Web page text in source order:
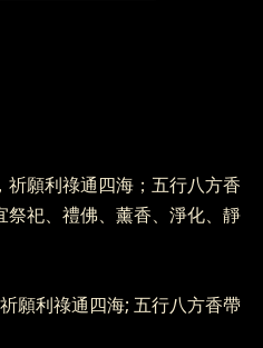
祈願利祿通四海；五行八方香
祀、禮佛、薰香、淨化、靜
願利祿通四海; 五行八方香帶